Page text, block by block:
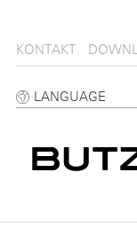
KONTAKT
LANGUAGE